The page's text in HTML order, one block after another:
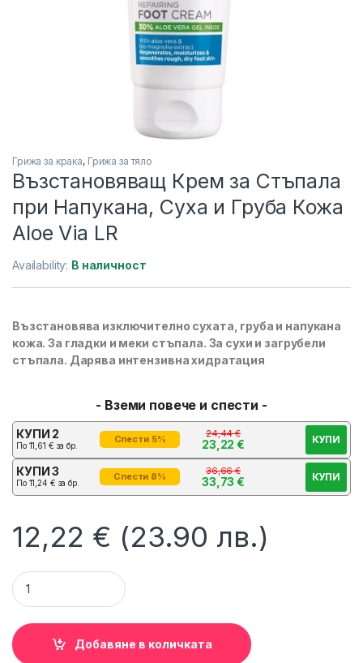
Грижа за крака, Грижа за тяло
Възстановяващ Крем за Стъпала
при Напукана, Суха и Груба Кожа
Aloe Via LR
Availability: В наличност
Възстановява изключително сухата, груба и напукана
кожа. За гладки и меки стъпала. За сухи и загрубели
стъпала. Дарява интензивна хидратация
- Вземи повече и спести -
КУПИ 2
По 11,61 € за бр.
Спести 5% 24,44€
23,22€ КУПИ
КУПИ 3
По 11,24 € за бр.
Спести 8% 36,66€
33,73€ КУПИ
12,22 € (23.90 лв.)
Възстановяващ Крем за Стъпала при Напукана, Суха и
Добавяне в количката